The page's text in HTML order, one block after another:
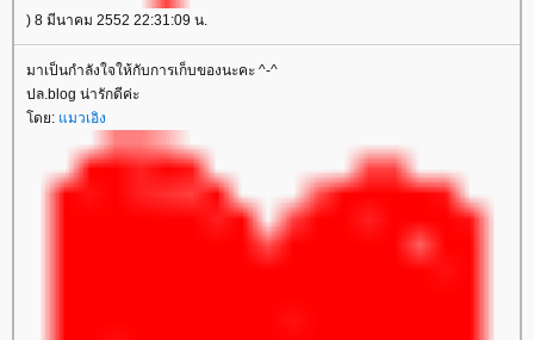
) 8 มีนาคม 2552 22:31:09 น.
มาเป็นกำลังใจให้กับการเก็บของนะคะ ^-^
ปล.blog น่ารักดีค่ะ
ดย: มวเอิง